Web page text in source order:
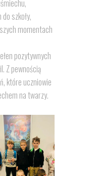
szkoły,
momentach
pozytywnych
Z pewnością
które uczniowie
na twarzy.